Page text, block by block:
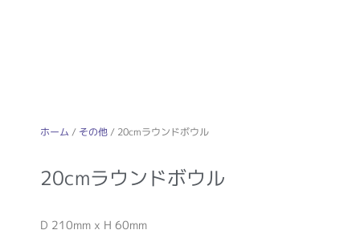
ホーム / その他/ 20cmラウンドボウル
20cmラウンドボウル
D 210mm x H 60mm